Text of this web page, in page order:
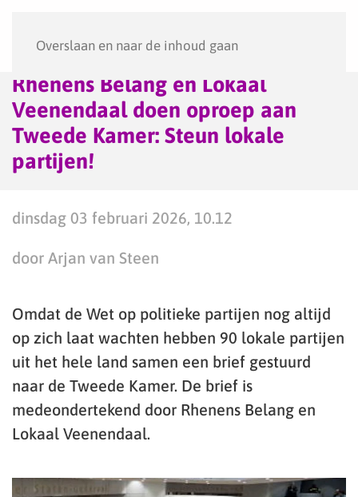
Overslaan en naar de inhoud gaan
Rhenens Belang en Lokaal
Veenendaal doen oproep aan
Tweede Kamer: Steun lokale
partijen!
dinsdag 03 februari 2026, 10.12
door Arjan van Steen
Omdat de Wet op politieke partijen nog altijd
op zich laat wachten hebben 90 lokale partijen
uit het hele land samen een brief gestuurd
naar de Tweede Kamer. De brief is
medeondertekend door Rhenens Belang en
Lokaal Veenendaal.